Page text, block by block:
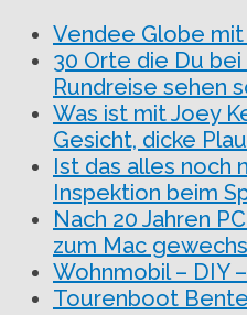
Vendee Globe mit
30 Orte die Du bei
Rundreise sehen
Was ist mit Joey
Gesicht, dicke
Ist das alles noch
Inspektion beim
Nach 20 Jahren
zum Mac
Wohnmobil – DIY
Tourenboot